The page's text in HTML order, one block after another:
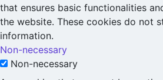
that ensures basic functionalities
the website. These cookies do not
information.
Non-necessary
Non-necessary